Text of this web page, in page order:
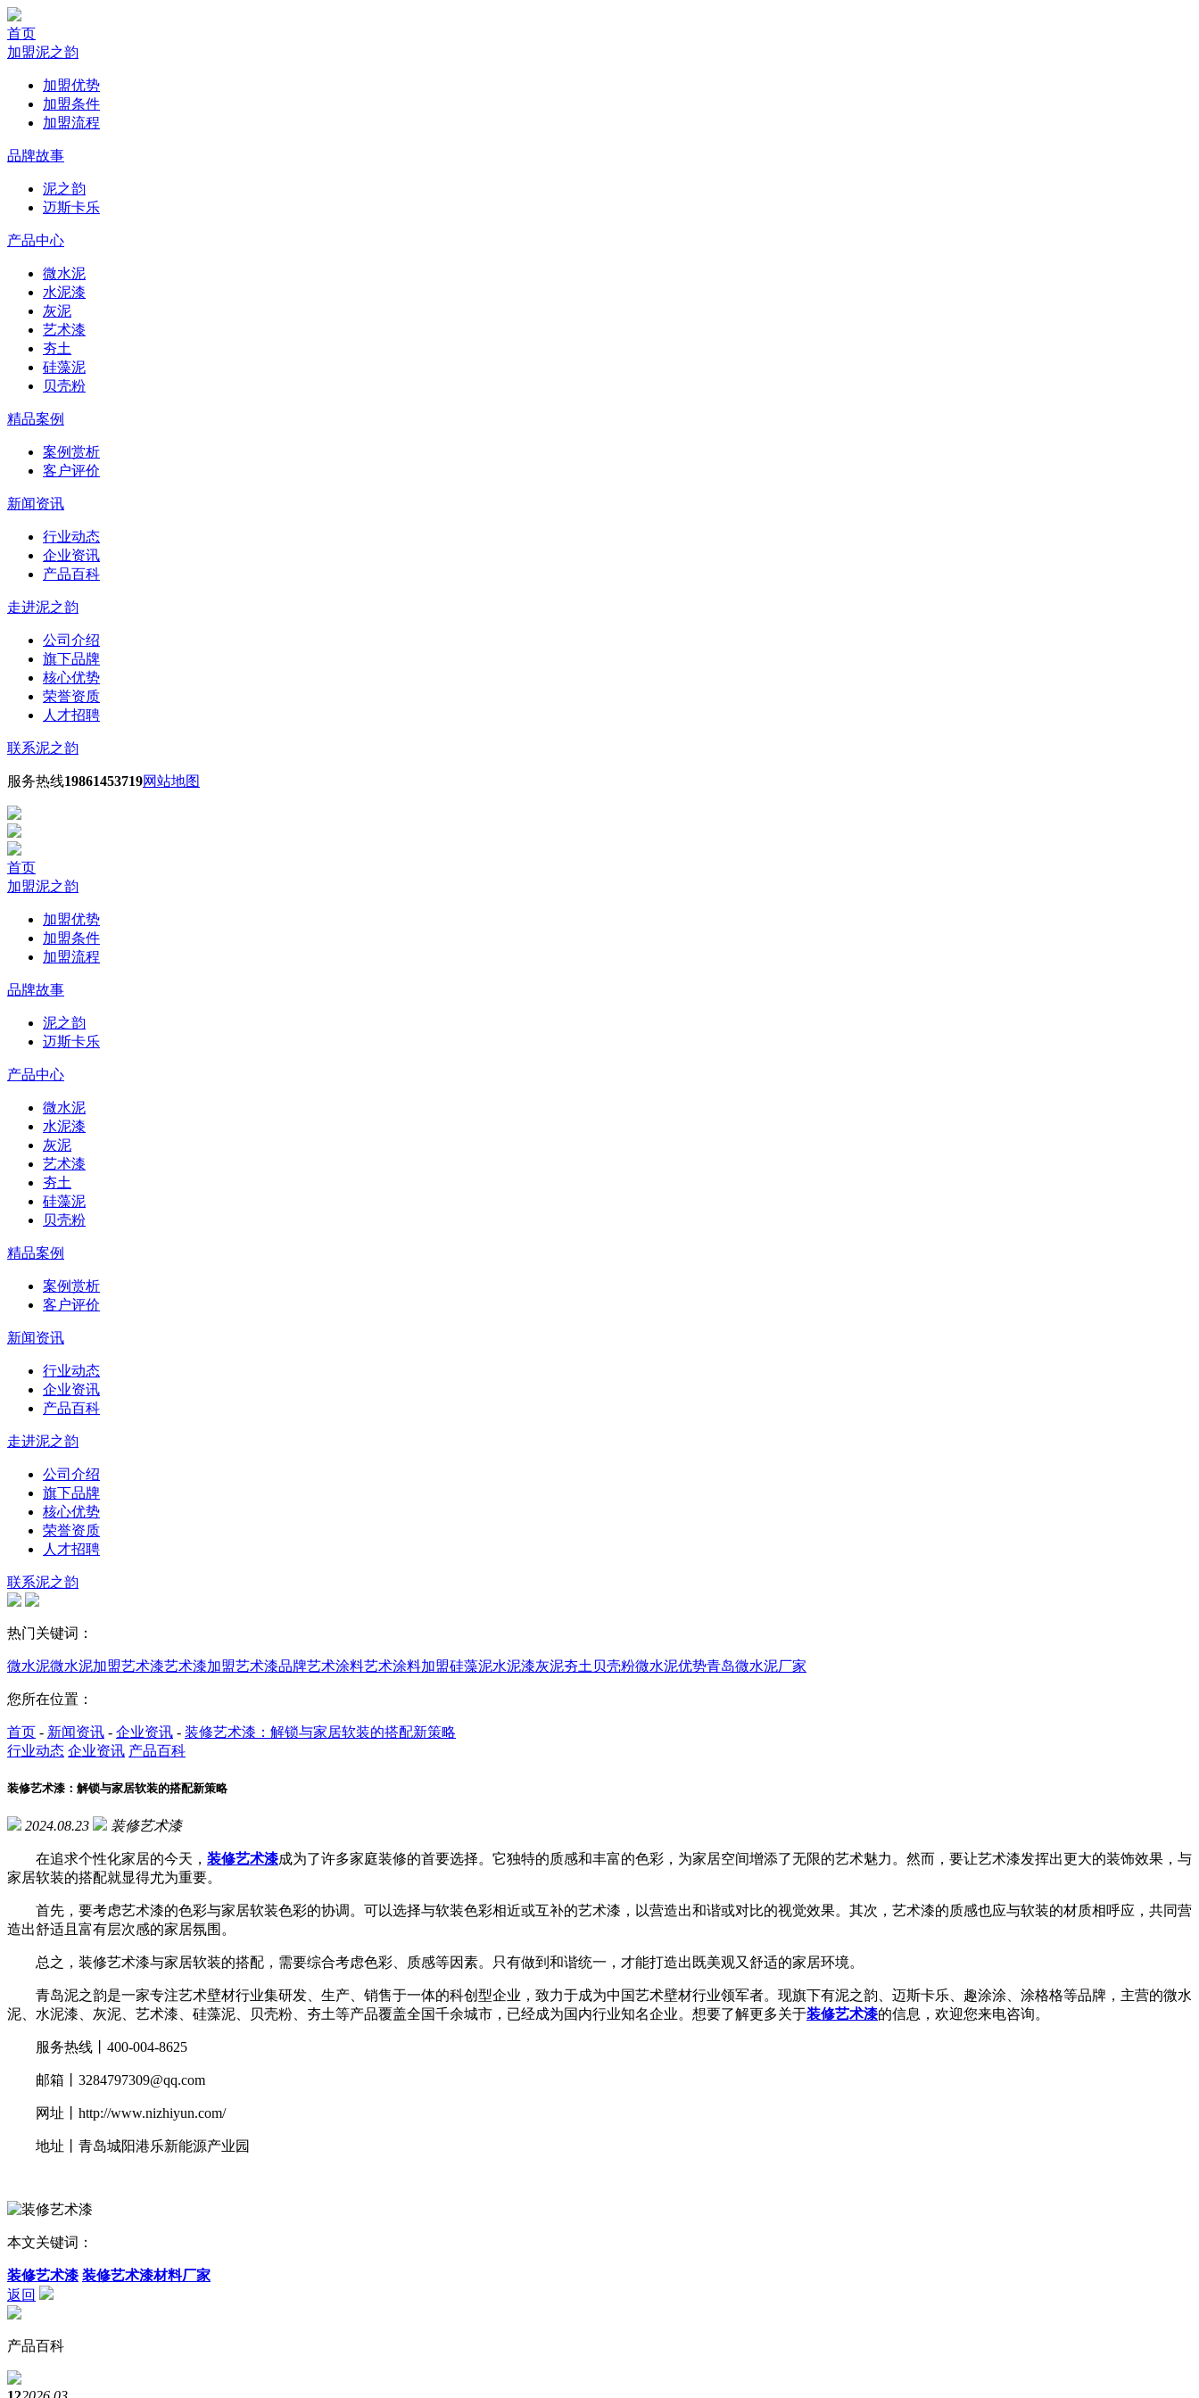
首页
加盟泥之韵
加盟优势
加盟条件
加盟流程
品牌故事
泥之韵
迈斯卡乐
产品中心
微水泥
水泥漆
灰泥
艺术漆
夯土
硅藻泥
贝壳粉
精品案例
案例赏析
客户评价
新闻资讯
行业动态
企业资讯
产品百科
走进泥之韵
公司介绍
旗下品牌
核心优势
荣誉资质
人才招聘
联系泥之韵
服务热线19861453719网站地图
首页
加盟泥之韵
加盟优势
加盟条件
加盟流程
品牌故事
泥之韵
迈斯卡乐
产品中心
微水泥
水泥漆
灰泥
艺术漆
夯土
硅藻泥
贝壳粉
精品案例
案例赏析
客户评价
新闻资讯
行业动态
企业资讯
产品百科
走进泥之韵
公司介绍
旗下品牌
核心优势
荣誉资质
人才招聘
联系泥之韵
热门关键词：
微水泥微水泥加盟艺术漆艺术漆加盟艺术漆品牌艺术涂料艺术涂料加盟硅藻泥水泥漆灰泥夯土 贝壳粉微水泥优势青岛微水泥厂家
您所在位置：
首页 - 新闻资讯 - 企业资讯 - 装修艺术漆：解锁与家居软装的搭配新策略
行业动态 企业资讯 产品百科
装修艺术漆：解锁与家居软装的搭配新策略
2024.08.23 装修艺术漆
在追求个性化家居的今天， 装修艺术漆成为了许多家庭装修的首要选择。它独特的质感和丰富的色彩，为家居空间增添了无限的艺术魅力。然而，要让艺术漆发挥出更大的装饰效果，与
家居软装的搭配就显得尤为重要。
首先，要考虑艺术漆的色彩与家居软装色彩的协调。可以选择与软装色彩相近或互补的艺术漆，以营造出和谐或对比的视觉效果。其次，艺术漆的质感也应与软装的材质相呼应，共同营
造出舒适且富有层次感的家居氛围。
总之，装修艺术漆与家居软装的搭配，需要综合考虑色彩、质感等因素。只有做到和谐统一，才能打造出既美观又舒适的家居环境。
青岛泥之韵是一家专注艺术壁材行业集研发、生产、销售于一体的科创型企业，致力于成为中国艺术壁材行业领军者。现旗下有泥之韵、迈斯卡乐、趣涂涂、涂格格等品牌，主营的微水
泥、水泥漆、灰泥、艺术漆、硅藻泥、贝壳粉、夯土等产品覆盖全国千余城市，已经成为国内行业知名企业。想要了解更多关于装修艺术漆的信息，欢迎您来电咨询。
服务热线丨400-004-8625
邮箱丨3284797309@qq.com
网址丨http://www.nizhiyun.com/
地址丨青岛城阳港乐新能源产业园
本文关键词：
装修艺术漆 装修艺术漆材料厂家
返回
产品百科